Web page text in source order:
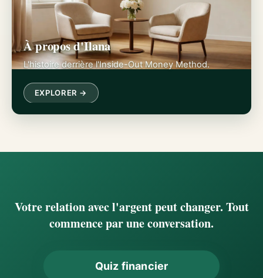
À propos d'Ilana
L'histoire derrière l'Inside-Out Money Method.
EXPLORER →
Votre relation avec l'argent peut changer. Tout
commence par une conversation.
Quiz financier